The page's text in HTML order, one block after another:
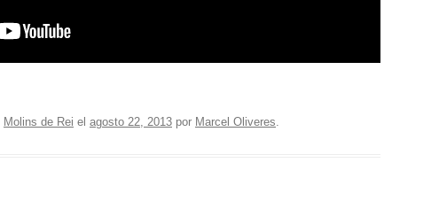
Molins de Rei el agosto 22, 2013 por Marcel Oliveres.